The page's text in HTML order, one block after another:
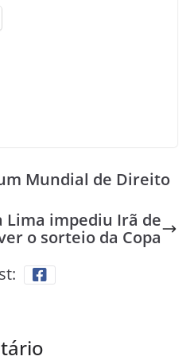
Mundial de Direito
Lima impediu Irã de
o sorteio da Copa